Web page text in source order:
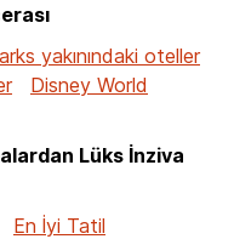
yakınındaki oteller
Disney World
Lüks İnziva
En İyi Tatil